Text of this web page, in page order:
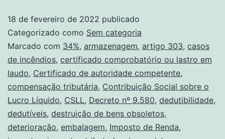
18 de fevereiro de 2022 publicado
Categorizado como Sem categoria
Marcado com 34%, armazenagem, artigo 303, casos
de incêndios, certificado comprobatório ou lastro em
laudo, Certificado de autoridade competente,
compensação tributária, Contribuição Social sobre o
Lucro Líquido, CSLL, Decreto nº 9.580, dedutibilidade,
dedutíveis, destruição de bens obsoletos,
deterioração, embalagem, Imposto de Renda,